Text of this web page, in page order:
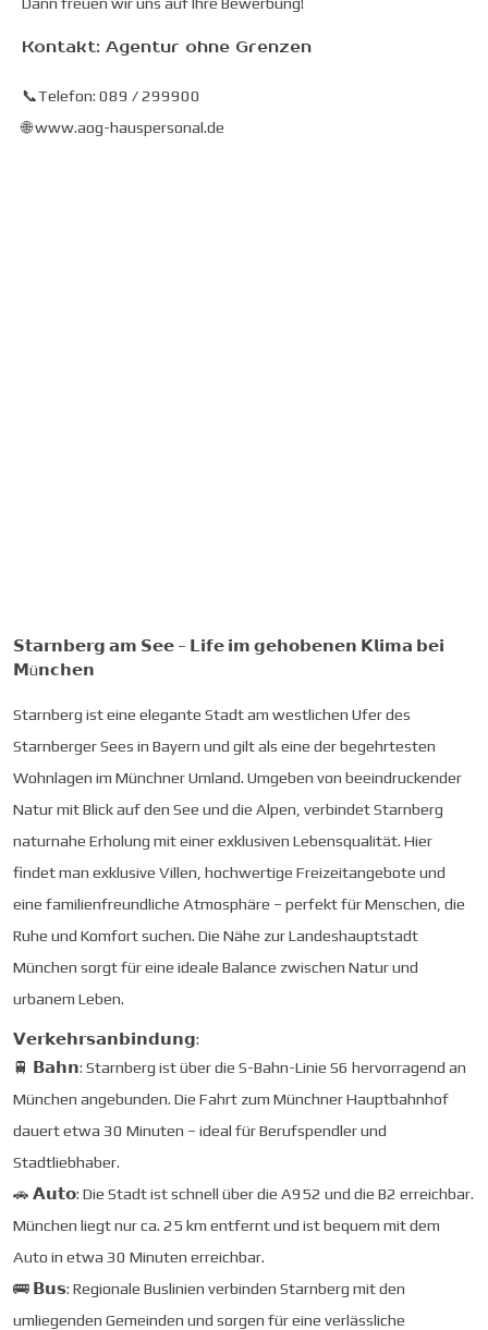
Kontakt:Agentur ohne Grenzen
📞Telefon: 089 / 299900
🌐 www.aog-hauspersonal.de
𝗦𝘁𝗮𝗿𝗻𝗯𝗲𝗿𝗴 𝗮𝗺 𝗦𝗲𝗲 – 𝗟𝗶𝗳𝗲 𝗶𝗺 𝗴𝗲𝗵𝗼𝗯𝗲𝗻𝗲𝗻 𝗞𝗹𝗶𝗺𝗮 𝗯𝗲𝗶
𝗠ü𝗻𝗰𝗵𝗲𝗻
Starnberg ist eine elegante Stadt am westlichen Ufer des
Starnberger Sees in Bayern und gilt als eine der begehrtesten
Wohnlagen im Münchner Umland. Umgeben von beeindruckender
Natur mit Blick auf den See und die Alpen, verbindet Starnberg
naturnahe Erholung mit einer exklusiven Lebensqualität. Hier
findet man exklusive Villen, hochwertige Freizeitangebote und
eine familienfreundliche Atmosphäre – perfekt für Menschen, die
Ruhe und Komfort suchen. Die Nähe zur Landeshauptstadt
München sorgt für eine ideale Balance zwischen Natur und
urbanem Leben.
𝗩𝗲𝗿𝗸𝗲𝗵𝗿𝘀𝗮𝗻𝗯𝗶𝗻𝗱𝘂𝗻𝗴:
🚆 𝗕𝗮𝗵𝗻: Starnberg ist über die S-Bahn-Linie S6 hervorragend an
München angebunden. Die Fahrt zum Münchner Hauptbahnhof
dauert etwa 30 Minuten – ideal für Berufspendler und
Stadtliebhaber.
🚗 𝗔𝘂𝘁𝗼: Die Stadt ist schnell über die A952 und die B2 erreichbar.
München liegt nur ca. 25 km entfernt und ist bequem mit dem
Auto in etwa 30 Minuten erreichbar.
🚌 𝗕𝘂𝘀: Regionale Buslinien verbinden Starnberg mit den
umliegenden Gemeinden und sorgen für eine verlässliche